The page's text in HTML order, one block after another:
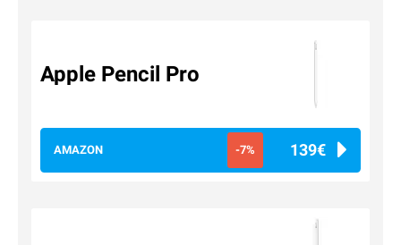
Apple Pencil Pro
AMAZON -7% 139€